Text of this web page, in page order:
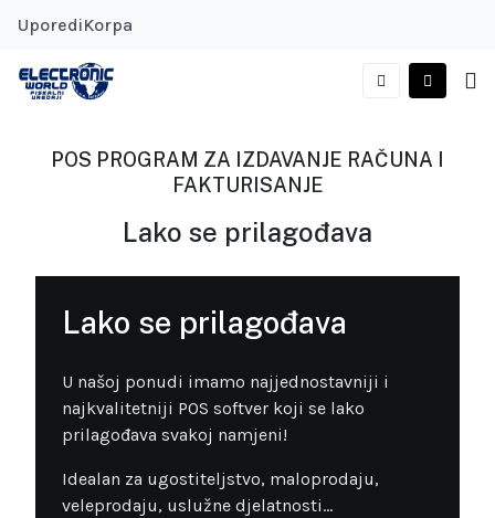
UporediKorpa
POS PROGRAM ZA IZDAVANJE RAČUNA I
FAKTURISANJE
Lako se prilagođava
Lako se prilagođava
U našoj ponudi imamo najjednostavniji i
najkvalitetniji POS softver koji se lako
prilagođava svakoj namjeni!
Idealan za ugostiteljstvo, maloprodaju,
veleprodaju, uslužne djelatnosti...